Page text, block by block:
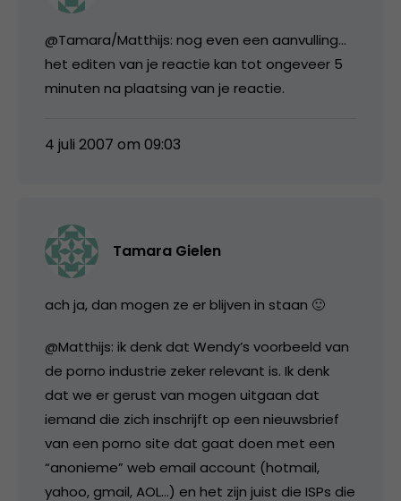
@Tamara/Matthijs: nog even een aanvulling…
het editen van je reactie kan tot ongeveer 5
minuten na plaatsing van je reactie.
4 juli 2007 om 09:03
Tamara Gielen
ach ja, dan mogen ze er blijven in staan 🙂
@Matthijs: ik denk dat Wendy’s voorbeeld van
de porno industrie zeker relevant is. Ik denk
dat we er gerust van mogen uitgaan dat
iemand die zich inschrijft op een nieuwsbrief
van een porno site dat gaat doen met een
“anonieme” web email account (hotmail,
yahoo, gmail, AOL…) en het zijn juist die ISPs die